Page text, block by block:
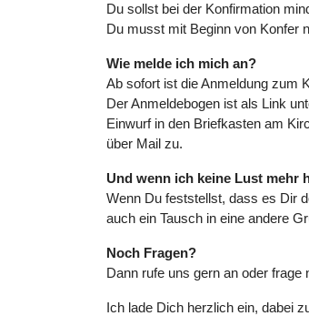
Du sollst bei der Konfirmation
Du musst mit Beginn von Konfer
Wie melde ich mich an?
Ab sofort ist die Anmeldung zum
Der Anmeldebogen ist als Link
Einwurf in den Briefkasten am
über Mail zu.
Und wenn ich keine Lust mehr
Wenn Du feststellst, dass es Dir
auch ein Tausch in eine andere
Noch Fragen?
Dann rufe uns gern an oder frage
Ich lade Dich herzlich ein, dabei